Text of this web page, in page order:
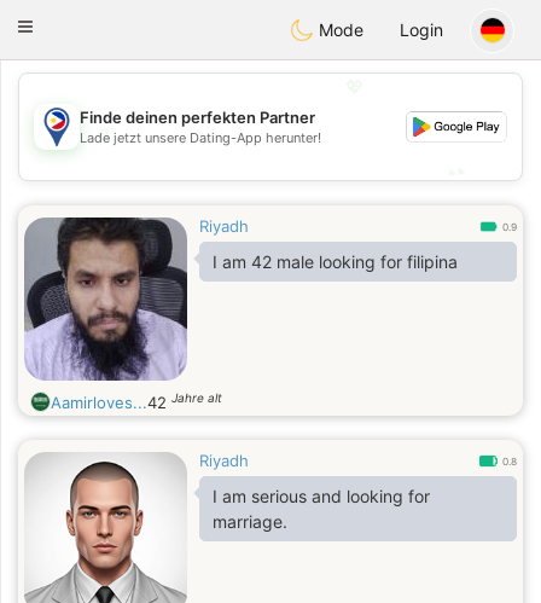
Philippines Chat
Toggle
Mode Login
💖
💕
Finde deinen perfekten Partner
Lade jetzt unsere Dating-App herunter!
Riyadh 0.9
I am 42 male looking for filipina
Aamirloves...42 Jahre alt
Riyadh 0.8
I am serious and looking for
marriage.